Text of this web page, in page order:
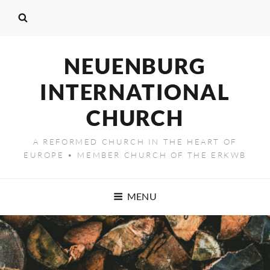
NEUENBURG
INTERNATIONAL
CHURCH
A REFORMED CHURCH IN THE HEART OF
EUROPE • MEMBER CHURCH OF THE ERKWB
MENU